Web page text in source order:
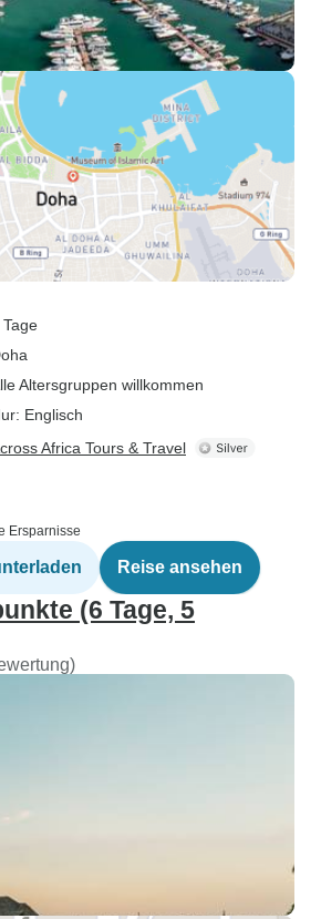
Tage
Altersgruppen willkommen
Englisch
Africa Tours & Travel
Ersparnisse
Reise ansehen
(6 Tage, 5